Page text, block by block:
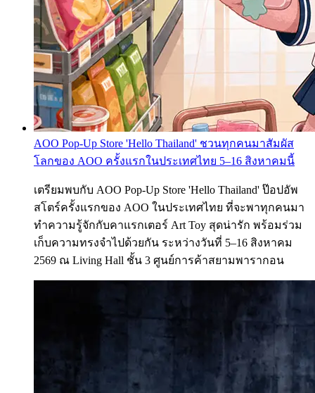
AOO Pop-Up Store 'Hello Thailand' ชวนทุกคนมาสัมผัส
โลกของ AOO ครั้งแรกในประเทศไทย 5–16 สิงหาคมนี้
เตรียมพบกับ AOO Pop-Up Store 'Hello Thailand' ป๊อปอัพ
สโตร์ครั้งแรกของ AOO ในประเทศไทย ที่จะพาทุกคนมา
ทำความรู้จักกับคาแรกเตอร์ Art Toy สุดน่ารัก พร้อมร่วม
เก็บความทรงจำไปด้วยกัน ระหว่างวันที่ 5–16 สิงหาคม
2569 ณ Living Hall ชั้น 3 ศูนย์การค้าสยามพารากอน